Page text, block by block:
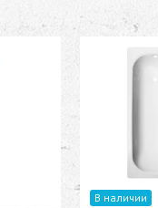
В наличии